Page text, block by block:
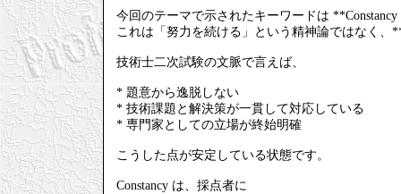
今回のテーマで示されたキーワードは
これは「努力を続ける」という精神論ではなく
技術士二次試験の文脈で言えば、
* 題意から逸脱しない
* 技術課題と解決策が一貫して対応している
* 専門家としての立場が終始明確
こうした点が安定している状態です。
Constancy は、採点者に